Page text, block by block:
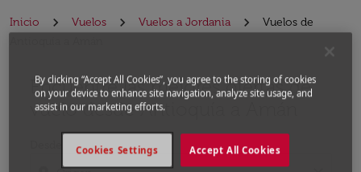
Inicio Vuelos Vuelos a Jordania
Vuelos de
Encuentre las mejores ofertas de
vuelo desde Antioquía a Amán
Por favor, intente actualizar su ruta (origen y / o
By clicking “Accept All Cookies”, you agree to the storing of cookies
on your device to enhance site navigation, analyze site usage, and
assist in our marketing efforts.
Accept All Cookies
Cookies Settings